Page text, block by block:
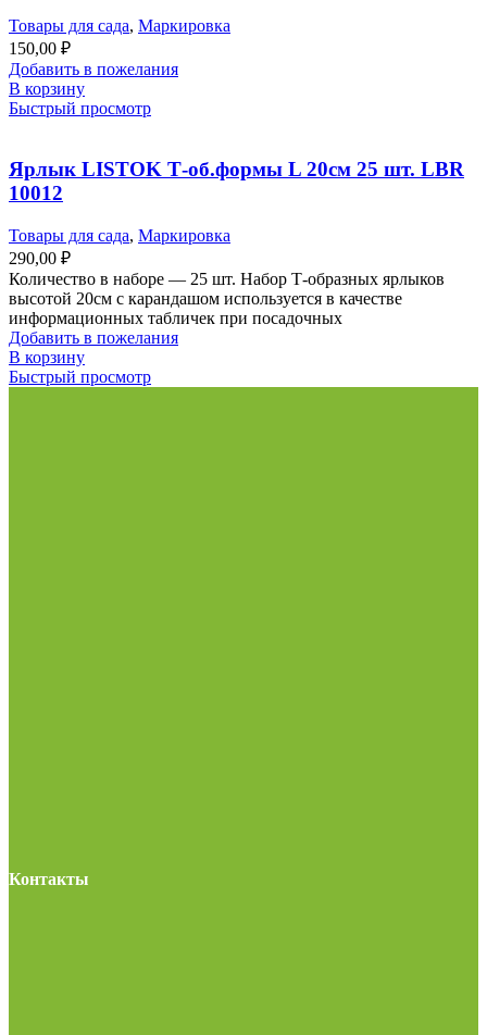
Товары для сада, Маркировка
150,00 ₽
Добавить в пожелания
В корзину
Быстрый просмотр
Ярлык LISTOK Т-об.формы L 20см 25 шт. LBR
10012
Товары для сада, Маркировка
290,00 ₽
Количество в наборе — 25 шт. Набор Т-образных ярлыков
высотой 20см с карандашом используется в качестве
информационных табличек при посадочных
Добавить в пожелания
В корзину
Быстрый просмотр
Контакты